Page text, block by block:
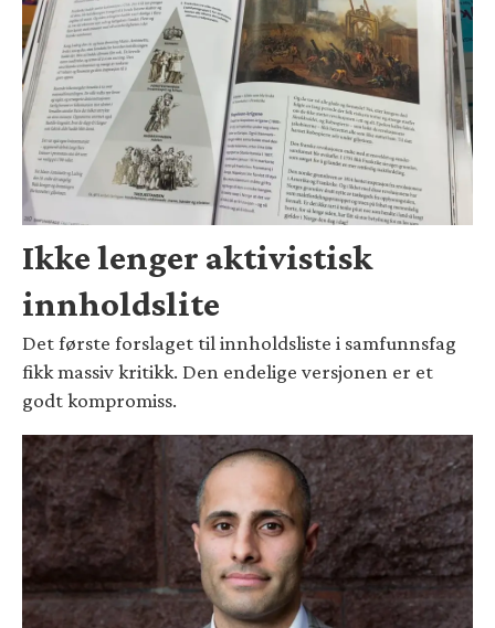
Ikke lenger aktivistisk
innholdslite
Det første forslaget til innholdsliste i samfunnsfag
fikk massiv kritikk. Den endelige versjonen er et
godt kompromiss.